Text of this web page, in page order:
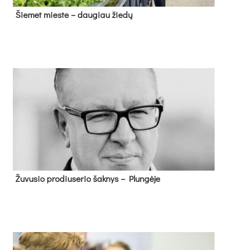
Šie­met mies­te – dau­giau žie­dų
Žu­vu­sio pro­diu­se­rio šak­nys – Plun­gė­je